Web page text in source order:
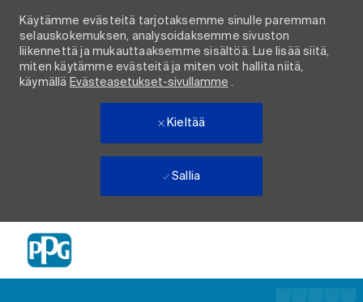
Käytämme evästeitä tarjotaksemme sinulle paremman
selauskokemuksen, analysoidaksemme sivuston
liikennettä ja mukauttaaksemme sisältöä. Lue lisää siitä,
miten käytämme evästeitä ja miten voit hallita niitä,
käymällä Evästeasetukset-sivullamme .
Kieltää
Sallia